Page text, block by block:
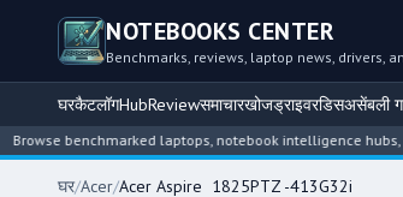
NOTEBOOKS CENTER
Benchmarks, reviews, laptop news, drivers,
घरकैटलॉगHubReviewसमाचारखोजड्राइवरडिसअसेंबली
benchmarked laptops, notebook intelligence hubs,
घर/Acer/Acer Aspire 1825PTZ -413G32i